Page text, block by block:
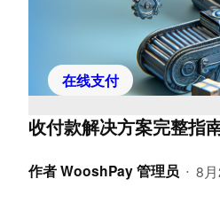
在线支付
收付款解决方案完整指
作者WooshPay 管理员 • 8